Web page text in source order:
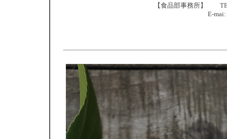
【食品部事務所】
E-mai: